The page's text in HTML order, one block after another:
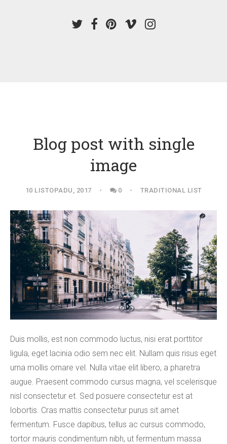
Blog post with single
image
10 LISTOPADU, 2017 0 TRADITIONAL LIST
Duis mollis, est non commodo luctus, nisi erat porttitor
ligula, eget lacinia odio sem nec elit. Nullam quis risus eget
urna mollis ornare vel. Nulla vitae elit libero, a pharetra
augue. Praesent commodo cursus magna, vel scelerisque
nisl consectetur et. Sed posuere consectetur est at
lobortis. Cras mattis consectetur purus sit amet
fermentum. Fusce dapibus, tellus ac cursus commodo,
tortor mauris condimentum nibh, ut fermentum massa